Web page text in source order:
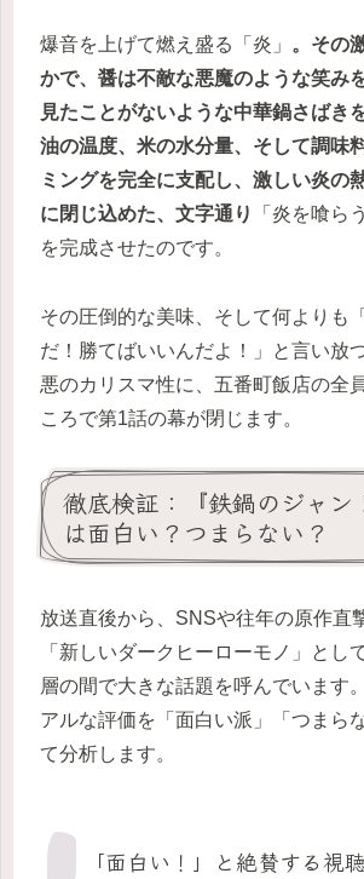
爆音を上げて燃え盛る「炎」 。その
かで、醤は不敵な悪魔のような笑み
見たことがないような中華鍋さばき
油の温度、米の水分量、そして調味
ミングを完全に支配し、激しい炎の
に閉じ込めた、文字通り
「炎を喰ら
を完成させたのです。
その圧倒的な美味、そして何よりも
だ！勝てばいいんだよ！」と言い放
悪のカリスマ性に、五番町飯店の全
ころで第1話の幕が閉じます。
徹底検証：『鉄鍋のジャン
は面白い？つまらない？
放送直後から、SNSや往年の原作直
「新しいダークヒーローモノ」とし
層の間で大きな話題を呼んでいます
アルな評価を「面白い派」「つまら
て分析します。
「面白い！」と絶賛する視